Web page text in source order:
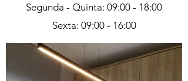
Segunda - Quinta: 09:00 - 18:00
Sexta: 09:00 - 16:00